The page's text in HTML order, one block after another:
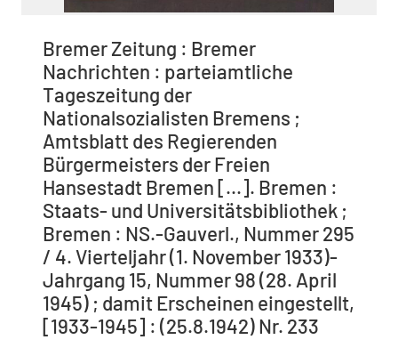
Bremer Zeitung : Bremer
Nachrichten : parteiamtliche
Tageszeitung der
Nationalsozialisten Bremens ;
Amtsblatt des Regierenden
Bürgermeisters der Freien
Hansestadt Bremen [...]. Bremen :
Staats- und Universitätsbibliothek ;
Bremen : NS.-Gauverl., Nummer 295
/ 4. Vierteljahr (1. November 1933)-
Jahrgang 15, Nummer 98 (28. April
1945) ; damit Erscheinen eingestellt,
[1933-1945] : (25.8.1942) Nr. 233